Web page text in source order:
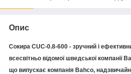
Опис
Сокира CUC-0.8-600 - зручний і
всесвітньо відомої шведської компанії
що випускає компанія Bahco,